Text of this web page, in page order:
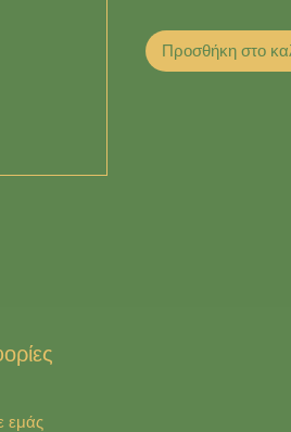
Προσθήκη στο
εμάς